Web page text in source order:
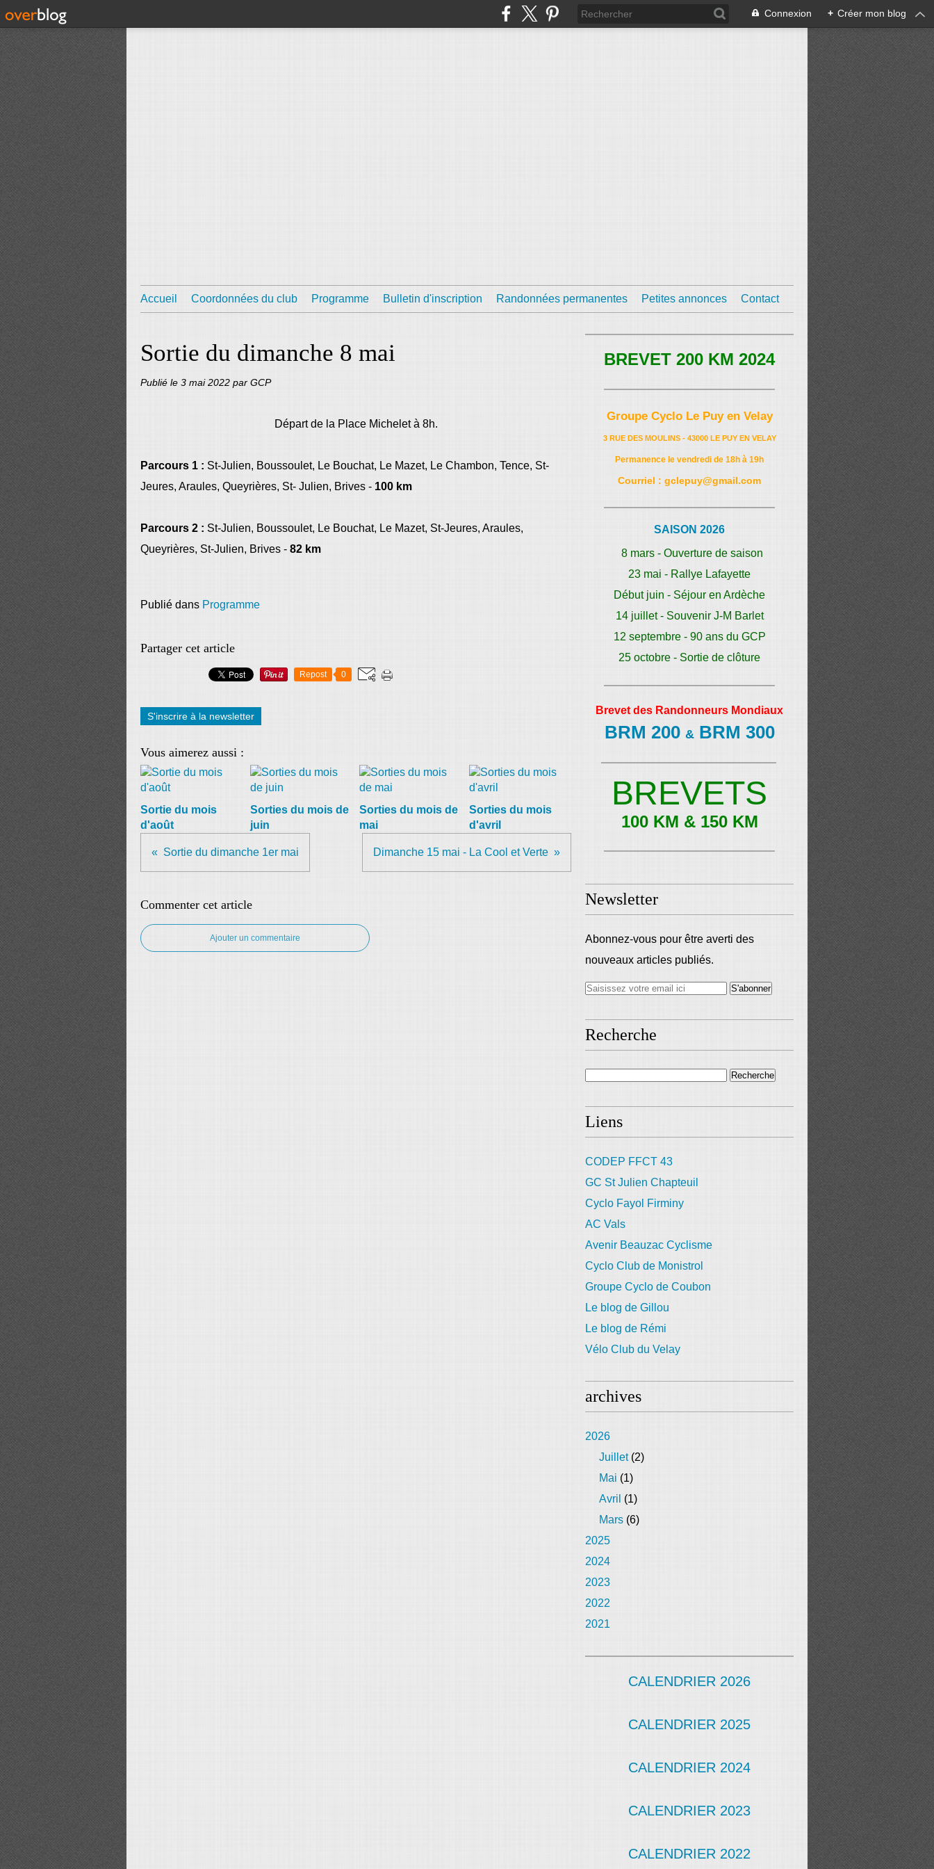
Connexion + Créer mon blog
Accueil Coordonnées du club Programme Bulletin d'inscription Randonnées permanentes Petites annonces Contact
Sortie du dimanche 8 mai
Publié le 3 mai 2022 par GCP
Départ de la Place Michelet à 8h.
Parcours 1 : St-Julien, Boussoulet, Le Bouchat, Le Mazet, Le Chambon, Tence, St-
Jeures, Araules, Queyrières, St- Julien, Brives - 100 km
Parcours 2 : St-Julien, Boussoulet, Le Bouchat, Le Mazet, St-Jeures, Araules,
Queyrières, St-Julien, Brives - 82 km
Publié dans Programme
Partager cet article
Repost 0
S'inscrire à la newsletter
Vous aimerez aussi :
Sortie du mois
d'août
Sorties du mois de
juin
Sorties du mois de
mai
Sorties du mois
d'avril
Sortie du dimanche 1er mai Dimanche 15 mai - La Cool et Verte
Commenter cet article
Ajouter un commentaire
BREVET 200 KM 2024
Groupe Cyclo Le Puy en Velay
3 RUE DES MOULINS - 43000 LE PUY EN VELAY
Permanence le vendredi de 18h à 19h
Courriel : gclepuy@gmail.com
SAISON 2026
8 mars - Ouverture de saison
23 mai - Rallye Lafayette
Début juin - Séjour en Ardèche
14 juillet - Souvenir J-M Barlet
12 septembre - 90 ans du GCP
25 octobre - Sortie de clôture
Brevet des Randonneurs Mondiaux
BRM 200 &BRM 300
BREVETS
100 KM & 150 KM
Newsletter
Abonnez-vous pour être averti des
nouveaux articles publiés.
Recherche
Liens
CODEP FFCT 43
GC St Julien Chapteuil
Cyclo Fayol Firminy
AC Vals
Avenir Beauzac Cyclisme
Cyclo Club de Monistrol
Groupe Cyclo de Coubon
Le blog de Gillou
Le blog de Rémi
Vélo Club du Velay
archives
2026
Juillet(2)
Mai (1)
Avril (1)
Mars (6)
2025
2024
2023
2022
2021
CALENDRIER 2026
CALENDRIER 2025
CALENDRIER 2024
CALENDRIER 2023
CALENDRIER 2022